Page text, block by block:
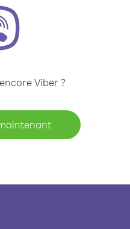
Viber ?